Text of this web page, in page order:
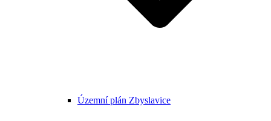
Územní plán Zbyslavice